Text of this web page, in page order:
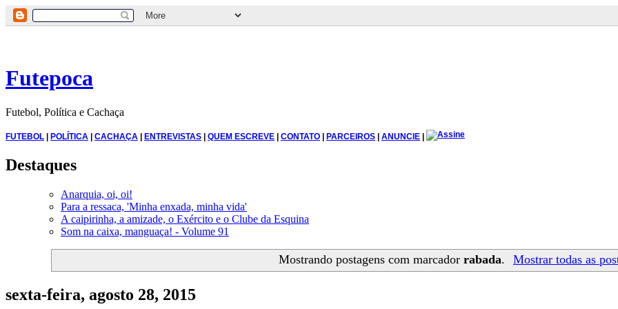
Futepoca
Futebol, Política e Cachaça
FUTEBOL | POLÍTICA | CACHAÇA | ENTREVISTAS | QUEM ESCREVE | CONTATO | PARCEIROS | ANUNCIE |
Destaques
Anarquia, oi, oi!
Para a ressaca, 'Minha enxada, minha vida'
A caipirinha, a amizade, o Exército e o Clube da Esquina
Som na caixa, manguaça! - Volume 91
Mostrando postagens com marcador rabada. Mostrar todas as
sexta-feira, agosto 28, 2015